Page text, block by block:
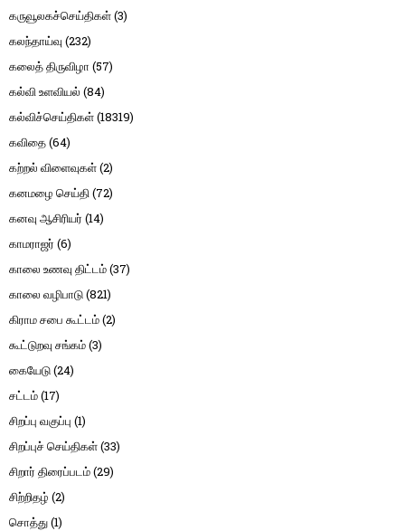
கருவூலகச்செய்திகள்(3)
கலந்தாய்வு (232)
கலைத் திருவிழா (57)
கல்வி உளவியல் (84)
கல்விச்செய்திகள்(18319)
கவிதை(64)
கற்றல் விளைவுகள்(2)
கனமழை செய்தி(72)
கனவு ஆசிரியர் (14)
காமராஜர் (6)
காலை உணவு திட்டம்(37)
காலை வழிபாடு(821)
கிராம சபை கூட்டம்(2)
கூட்டுறவு சங்கம்(3)
கையேடு(24)
சட்டம்(17)
சிறப்பு வகுப்பு (1)
சிறப்புச் செய்திகள்(33)
சிறார் திரைப்படம்(29)
சிற்றிதழ் (2)
சொத்து(1)